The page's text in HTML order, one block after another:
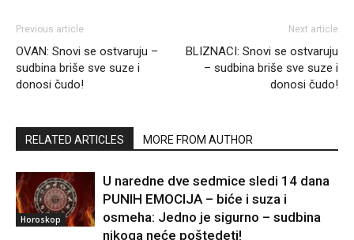
Previous article
OVAN: Snovi se ostvaruju –
sudbina briše sve suze i
donosi čudo!
Next article
BLIZNACI: Snovi se ostvaruju
– sudbina briše sve suze i
donosi čudo!
RELATED ARTICLES MORE FROM AUTHOR
Horoskop
U naredne dve sedmice sledi 14 dana
PUNIH EMOCIJA – biće i suza i
osmeha: Jedno je sigurno – sudbina
nikoga neće poštedeti!